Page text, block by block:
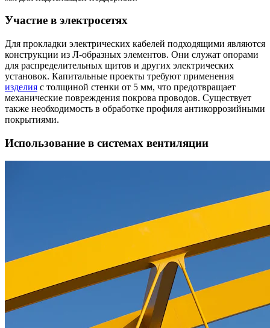
Участие в электросетях
Для прокладки электрических кабелей подходящими являются
конструкции из Л-образных элементов. Они служат опорами
для распределительных щитов и других электрических
установок. Капитальные проекты требуют применения
изделия с толщиной стенки от 5 мм, что предотвращает
механические повреждения покрова проводов. Существует
также необходимость в обработке профиля антикоррозийными
покрытиями.
Использование в системах вентиляции